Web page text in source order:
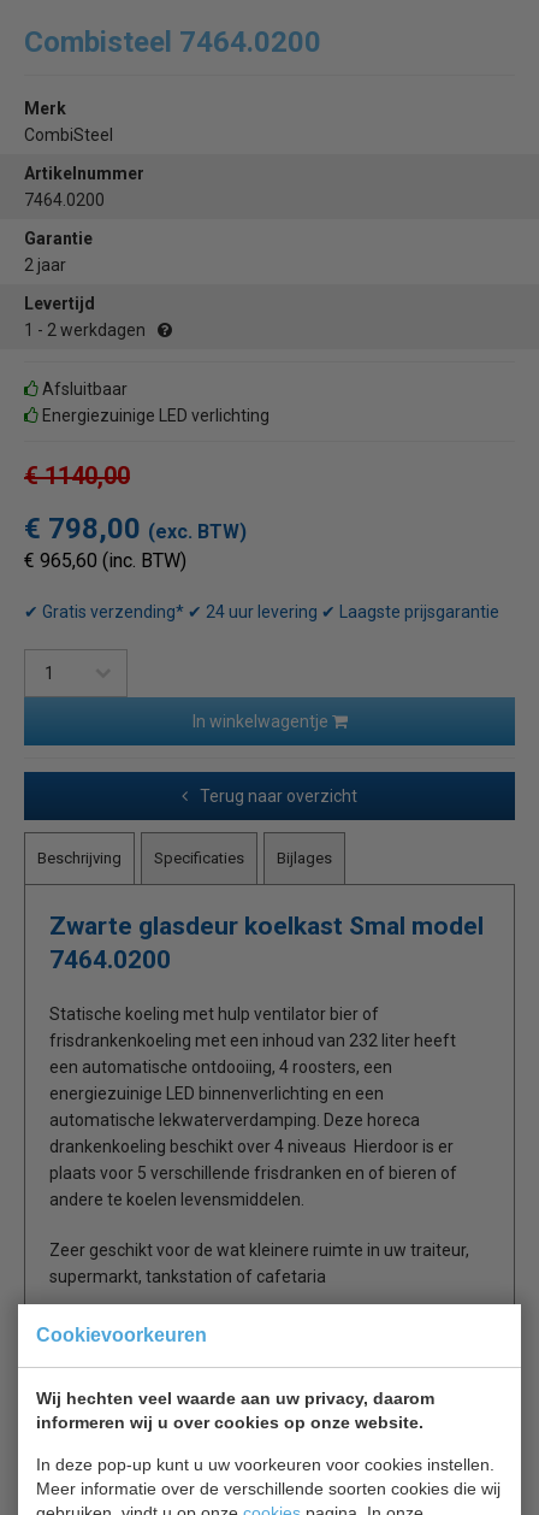
Cookievoorkeuren
Wij hechten veel waarde aan uw privacy, daarom
informeren wij u over cookies op onze website.
In deze pop-up kunt u uw voorkeuren voor cookies instellen.
Meer informatie over de verschillende soorten cookies die wij
Combisteel 7464.0200
Merk
CombiSteel
Artikelnummer
7464.0200
Garantie
2 jaar
Levertijd
1 - 2 werkdagen
Afsluitbaar
Energiezuinige LED verlichting
€ 1140,00
€ 798,00 (exc. BTW)
€ 965,60 (inc. BTW)
✔ Gratis verzending* ✔ 24 uur levering ✔ Laagste prijsgarantie
In winkelwagentje
Terug naar overzicht
Beschrijving Specificaties Bijlages
Zwarte glasdeur koelkast Smal model
7464.0200
Statische koeling met hulp ventilator bier of
frisdrankenkoeling met een inhoud van 232 liter heeft
een automatische ontdooiing, 4 roosters, een
energiezuinige LED binnenverlichting en een
automatische lekwaterverdamping. Deze horeca
drankenkoeling beschikt over 4 niveaus Hierdoor is er
plaats voor 5 verschillende frisdranken en of bieren of
andere te koelen levensmiddelen.
Zeer geschikt voor de wat kleinere ruimte in uw traiteur,
supermarkt, tankstation of cafetaria
Automatische ontdooiing
LED binnenverlichting
Statische koeling + ventilator
Is dit iets voor jou?